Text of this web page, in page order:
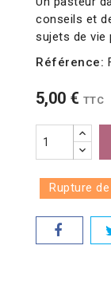
conseils et
sujets de vie
Référence:
5,00 € TTC
Rupture